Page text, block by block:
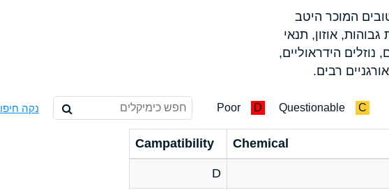
המוכר היטב
אוזון, תנאי
נוזלים הידראוליים,
רבים.
C
Questionable
D
Poor נקה
Chemical
Campatibility
D